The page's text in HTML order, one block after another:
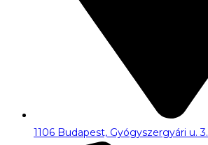
1106 Budapest, Gyógyszergyári u. 3.